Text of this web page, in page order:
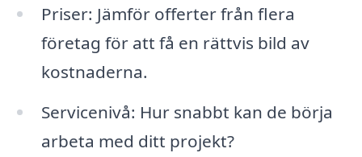
Priser: Jämför offerter från flera
företag för att få en rättvis bild av
kostnaderna.
Servicenivå: Hur snabbt kan de börja
arbeta med ditt projekt?